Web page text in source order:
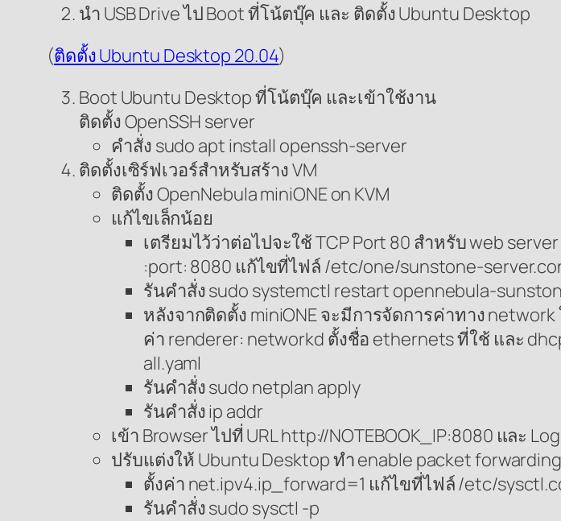
นำ USB Drive ไป Boot ที่โน้ตบุ๊ค และ ติดตั้ง Ubuntu Desktop
(ติดตั้ง Ubuntu Desktop 20.04)
Boot Ubuntu Desktop ที่โน้ตบุ๊ค และเข้าใช้งาน
ติดตั้ง OpenSSH server
คำสั่ง sudo apt install openssh-server
ติดตั้งเซิร์ฟเวอร์สำหรับสร้าง VM
ติดตั้ง OpenNebula miniONE on KVM
แก้ไขเล็กน้อย
เตรียมไว้ว่าต่อไปจะใช้ TCP Port 80 สำหรับ web
:port: 8080 แก้ไขที่ไฟล์ /etc/one/sunstone-
รันคำสั่ง sudo systemctl restart opennebula-
หลังจากติดตั้ง miniONE จะมีการจัดการค่าทาง
ค่า renderer: networkd ตั้งชื่อ ethernets ที่ใช้ และ
all.yaml
รันคำสั่ง sudo netplan apply
รันคำสั่ง ip addr
เข้า Browser ไปที่ URL http://NOTEBOOK_IP:8080 และ
ปรับแต่งให้ Ubuntu Desktop ทำ enable packet forwarding
ตั้งค่า net.ipv4.ip_forward=1 แก้ไขที่ไฟล์ /etc/
รันคำสั่ง sudo sysctl -p